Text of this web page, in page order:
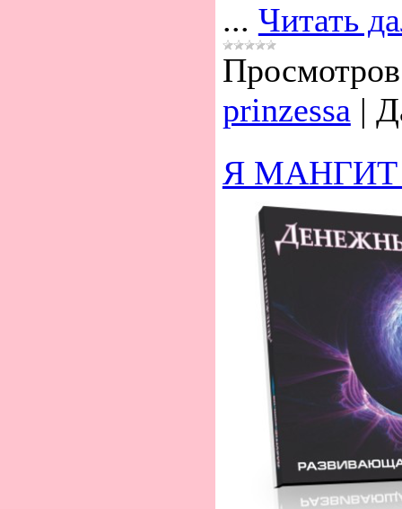
... Читать
prinzessa |
Я